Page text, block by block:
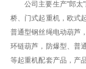
公司主要生产"郎太
桥、门式起重机，欧式
普通型钢丝绳电动葫芦
环链葫芦，防爆型、普
等起重机配套产品，产